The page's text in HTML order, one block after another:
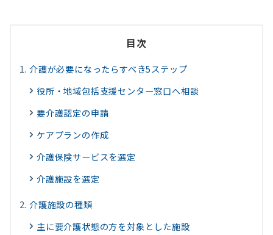
目次
介護が必要になったらすべき5ステップ
役所・地域包括支援センター窓口へ相談
要介護認定の申請
ケアプランの作成
介護保険サービスを選定
介護施設を選定
介護施設の種類
主に要介護状態の方を対象とした施設